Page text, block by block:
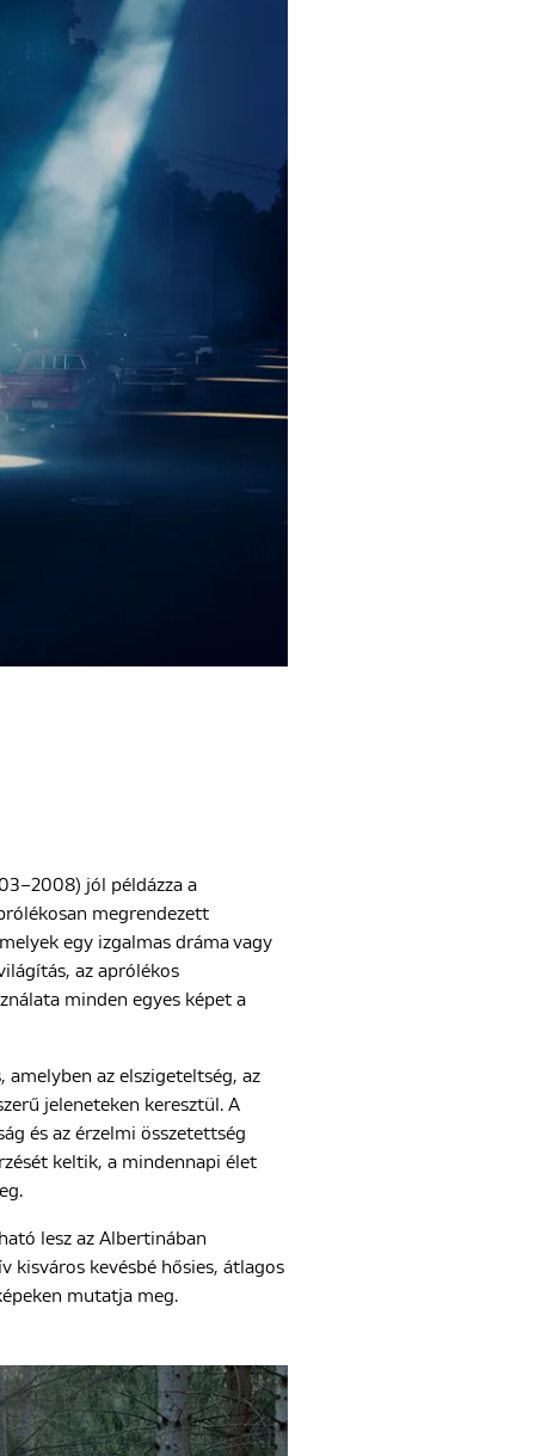
jól példázza a
megrendezett
egy izgalmas dráma vagy
az aprólékos
minden egyes képet a
az elszigeteltség, az
jeleneteken keresztül. A
és az érzelmi összetettség
keltik, a mindennapi élet
lesz az Albertinában
kisváros kevésbé hősies, átlagos
mutatja meg.